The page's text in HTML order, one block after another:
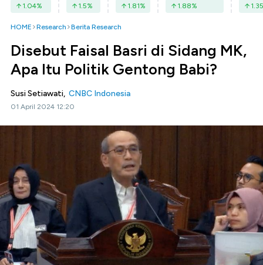
1.04% 1.5% 1.81% 1.88% 1.35
HOME Research Berita Research
Disebut Faisal Basri di Sidang MK,
Apa Itu Politik Gentong Babi?
Susi Setiawati, CNBC Indonesia
01 April 2024 12:20